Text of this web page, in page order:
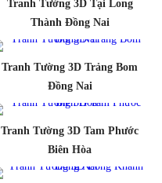
Tranh Tường 3D Tại Long
Thành Đồng Nai
Tranh Tường 3D Trảng Bom
Đồng Nai
Tranh Tường 3D Tam Phước
Biên Hòa